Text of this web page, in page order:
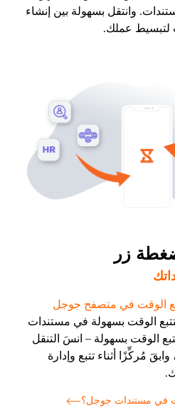
وانتقل بسهولة بين إنشاء
لتبسيط عملك.
زر
الوقت في متصفح جوجل
الوقت بسهولة في مستندات
الوقت بسهولة – انسَ التنقل
مُركِّزًا أثناء تتبع وإدارة
في مستندات جوجل؟